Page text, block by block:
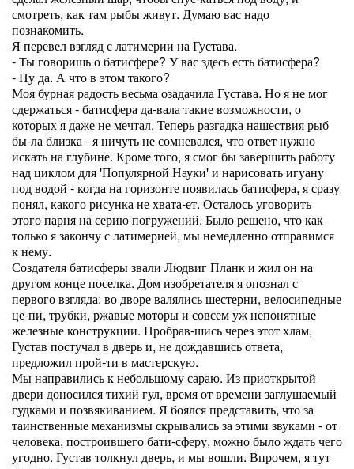
смотреть, как там рыбы живут. Думаю вас надо
познакомить.
Я перевел взгляд с латимерии на Густава.
- Ты говоришь о батисфере? У вас здесь есть батисфера?
- Ну да. А что в этом такого?
Моя бурная радость весьма озадачила Густава. Но я не мог
сдержаться - батисфера да-вала такие возможности, о
которых я даже не мечтал. Теперь разгадка нашествия рыб
бы-ла близка - я ничуть не сомневался, что ответ нужно
искать на глубине. Кроме того, я смог бы завершить работу
над циклом для 'Популярной Науки' и нарисовать игуану
под водой - когда на горизонте появилась батисфера, я сразу
понял, какого рисунка не хвата-ет. Осталось уговорить
этого парня на серию погружений. Было решено, что как
только я закончу с латимерией, мы немедленно отправимся
к нему.
Создателя батисферы звали Людвиг Планк и жил он на
другом конце поселка. Дом изобретателя я опознал с
первого взгляда: во дворе валялись шестерни, велосипедные
це-пи, трубки, ржавые моторы и совсем уж непонятные
железные конструкции. Пробрав-шись через этот хлам,
Густав постучал в дверь и, не дождавшись ответа,
предложил прой-ти в мастерскую.
Мы направились к небольшому сараю. Из приоткрытой
двери доносился тихий гул, время от времени заглушаемый
гудками и позвякиванием. Я боялся представить, что за
таинственные механизмы скрывались за этими звуками - от
человека, построившего бати-сферу, можно было ждать чего
угодно. Густав толкнул дверь, и мы вошли. Впрочем, я тут